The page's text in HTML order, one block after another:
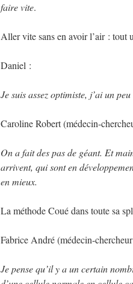
faire vite.
Aller vite sans en avoir l’air : tout
Daniel :
Je suis assez optimiste, j’ai un
Caroline Robert (médecin-
On a fait des pas de géant. Et
arrivent, qui sont en
en mieux.
La méthode Coué dans toute sa
Fabrice André (médecin-
Je pense qu’il y a un certain